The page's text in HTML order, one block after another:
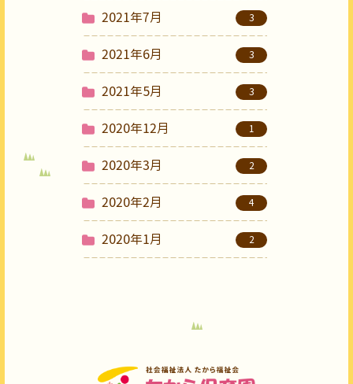
2021年7月 3
2021年6月 3
2021年5月 3
2020年12月 1
2020年3月 2
2020年2月 4
2020年1月 2